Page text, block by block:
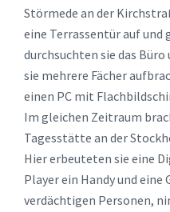
Störmede an der
eine Terrassentür auf und
durchsuchten sie das
sie mehrere Fächer
einen PC mit
Im gleichen Zeitraum
Tagesstätte an der
Hier erbeuteten sie eine
Player ein Handy und eine
verdächtigen Personen,